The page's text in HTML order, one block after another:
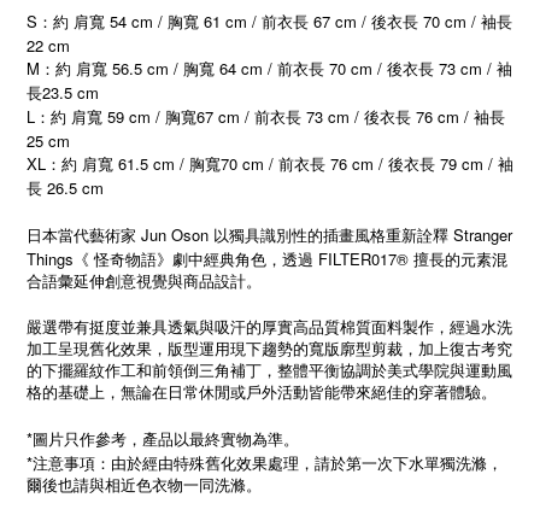
S：約 肩寬 54 cm / 胸寬 61 cm / 前衣長 67 cm / 後衣長 70 cm / 袖長
22 cm
M：約 肩寬 56.5 cm / 胸寬 64 cm / 前衣長 70 cm / 後衣長 73 cm / 袖
長23.5 cm
L：約 肩寬 59 cm / 胸寬67 cm / 前衣長 73 cm / 後衣長 76 cm / 袖長
25 cm
XL：約 肩寬 61.5 cm / 胸寬70 cm / 前衣長 76 cm / 後衣長 79 cm / 袖
長 26.5 cm
日本當代藝術家 Jun Oson 以獨具識別性的插畫風格重新詮釋 Stranger
Things 《 怪奇物語》劇中經典角色，透過 FILTER017® 擅長的元素混
合語彙延伸創意視覺與商品設計。
嚴選帶有挺度並兼具透氣與吸汗的厚實高品質棉質面料製作，經過水洗
加工呈現舊化效果，版型運用現下趨勢的寬版廓型剪裁，加上復古考究
的下擺羅紋作工和前領倒三角補丁，整體平衡協調於美式學院與運動風
格的基礎上，無論在日常休閒或戶外活動皆能帶來絕佳的穿著體驗。
*圖片只作參考，產品以最終實物為準。
*注意事項：由於經由特殊舊化效果處理，請於第一次下水單獨洗滌，
爾後也請與相近色衣物一同洗滌。